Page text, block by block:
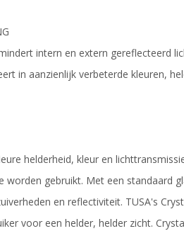
intern en extern gereflecteerd
in aanzienlijk verbeterde kleuren,
helderheid, kleur en
gebruikt. Met een standaard
en reflectiviteit. TUSA's
voor een helder, helder zicht.